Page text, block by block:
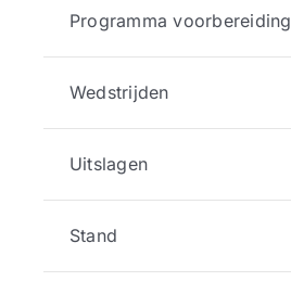
Programma voorbereiding
Wedstrijden
Uitslagen
Stand